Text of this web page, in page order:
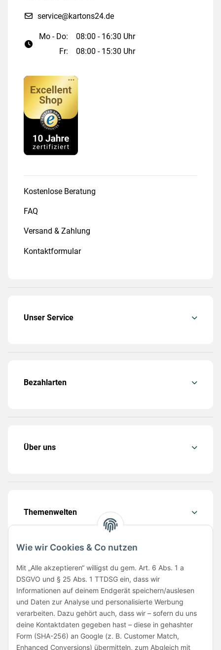
Wie wir Cookies & Co nutzen
Mit „Alle akzeptieren“ willigst du gem. Art. 6 Abs. 1 a
DSGVO und § 25 Abs. 1 TTDSG ein, dass wir
Informationen auf deinem Endgerät speichern/auslesen
und Daten zur Analyse und personalisierte Werbung
verarbeiten. Dazu gehört auch, dass wir – sofern du uns
deine Kontaktdaten gegeben hast – diese in gehashter
Form (SHA-256) an Google (z. B. Customer Match,
Enhanced Conversions) übermitteln, zum Abgleich mit
service@kartons24.de
Mo - Do:
08:00 - 16:30 Uhr
Fr:
08:00 - 15:30 Uhr
Kostenlose Beratung
FAQ
Versand & Zahlung
Kontaktformular
Unser Service
Bezahlarten
Über uns
Themenwelten
Folge uns